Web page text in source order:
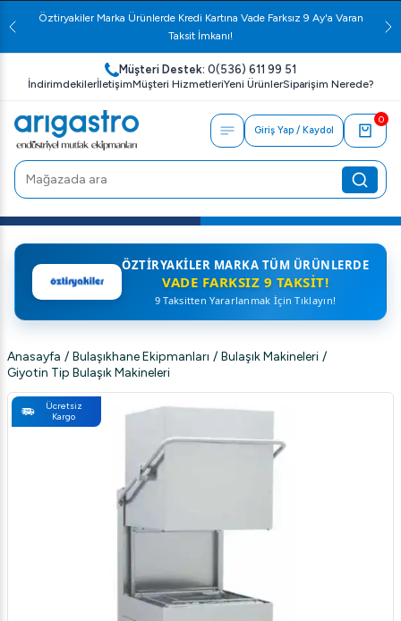
Öztiryakiler Marka Ürünlerde Kredi Kartına Vade Farksız 9 Ay'a Varan
Taksit İmkanı!
Müşteri Destek: 0(536) 611 99 51
İndirimdekilerİletişimMüşteri HizmetleriYeni ÜrünlerSiparişim Nerede?
Giriş Yap / Kaydol
0
ÖZTIRYAKILER MARKA TÜM ÜRÜNLERDE
VADE FARKSIZ 9 TAKSIT!
9 Taksitten Yararlanmak İçin Tıklayın!
Anasayfa / Bulaşıkhane Ekipmanları / Bulaşık Makineleri /
Giyotin Tip Bulaşık Makineleri
Ücretsiz
Kargo